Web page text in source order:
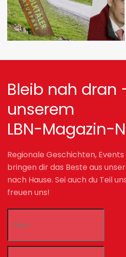
Bleib nah dran
unserem
LBN-Magazin-
Regionale Geschichten,
bringen dir das Beste aus
nach Hause. Sei auch du Teil
freuen uns!